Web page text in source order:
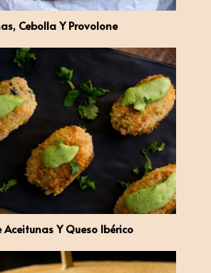
Cebolla Y Provolone
Y Queso Ibérico